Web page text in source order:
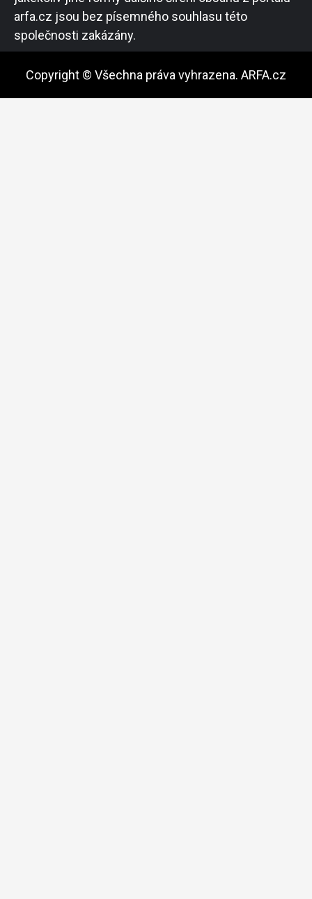
arfa.cz jsou bez písemného souhlasu této
společnosti zakázány.
Copyright © Všechna práva vyhrazena. ARFA.cz